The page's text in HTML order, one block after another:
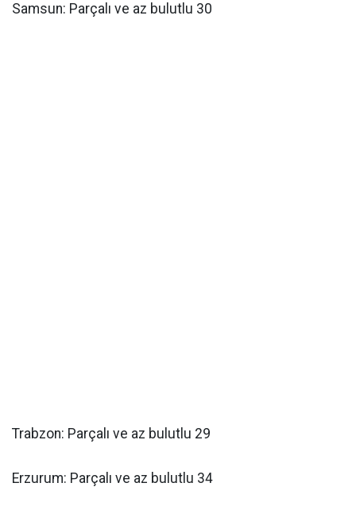
Samsun: Parçalı ve az bulutlu 30
Trabzon: Parçalı ve az bulutlu 29
Erzurum: Parçalı ve az bulutlu 34